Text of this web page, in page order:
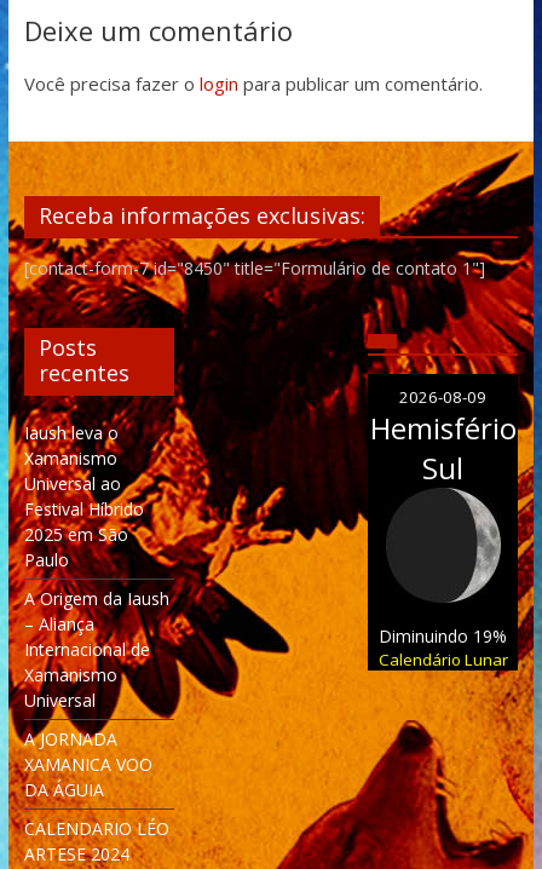
Deixe um comentário
Você precisa fazer o login para publicar um comentário.
Receba informações exclusivas:
[contact-form-7 id="8450" title="Formulário de contato 1"]
Posts
recentes
Iaush leva o
Xamanismo
Universal ao
Festival Híbrido
2025 em São
Paulo
A Origem da Iaush
– Aliança
Internacional de
Xamanismo
Universal
A JORNADA
XAMANICA VOO
DA ÁGUIA
CALENDARIO LÉO
ARTESE 2024
2026-08-09
Hemisfério
Sul
Diminuindo 19%
Calendário Lunar